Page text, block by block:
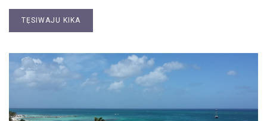
TẸSIWAJU KIKA